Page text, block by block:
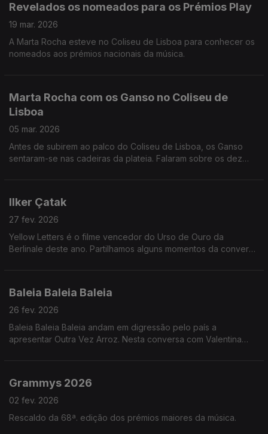
Revelados os nomeados para os Prémios Play
19 mar. 2026
A Marta Rocha esteve no Coliseu de Lisboa para conhecer os
nomeados aos prémios nacionais da música.
Marta Rocha com os Ganso no Coliseu de
Lisboa
05 mar. 2026
Antes de subirem ao palco do Coliseu de Lisboa, os Ganso
sentaram-se nas cadeiras da plateia. Falaram sobre os dez
Ilker Çatak
27 fev. 2026
Yellow Letters é o filme vencedor do Urso de Ouro da
Berlinale deste ano. Partilhamos alguns momentos da conversa
Baleia Baleia Baleia
26 fev. 2026
Baleia Baleia Baleia andam em digressão pelo país a
apresentar Outra Vez Arroz. Nesta conversa com Valentina
Grammys 2026
02 fev. 2026
Rescaldo da 68ª. edição dos prémios maiores da música.